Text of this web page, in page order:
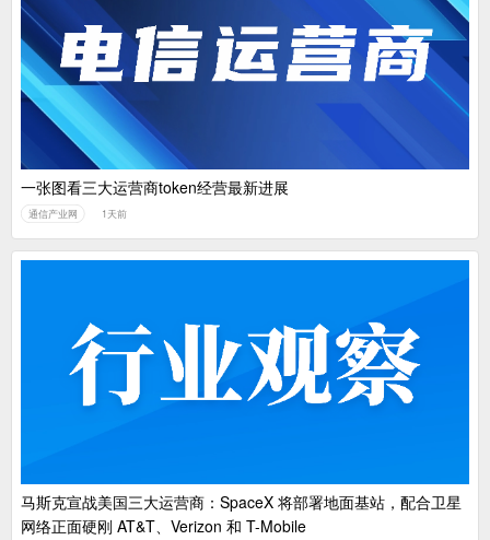
一张图看三大运营商token经营最新进展
通信产业网 1天前
马斯克宣战美国三大运营商：SpaceX 将部署地面基站，配合卫星
网络正面硬刚 AT&T、Verizon 和 T-Mobile